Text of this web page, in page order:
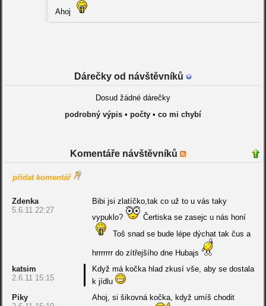
Ahoj
Dárečky od návštěvníků
Dosud žádné dárečky
podrobný výpis• počty• co mi chybí
Komentáře návštěvníků
přidat komentář
Zdenka
5.6.11 22:27
Bibi jsi zlatíčko,tak co už to u vás taky
vypuklo?
Čertiska se zasejc u nás honí
Toš snad se bude lépe dýchat tak čus a
hrrrrrrr do zítřejšího dne Hubajs
katsim
2.6.11 15:15
Když má kočka hlad zkusí vše, aby se dostala
k jídlu
Piky
Ahoj, si šikovná kočka, když umíš chodit